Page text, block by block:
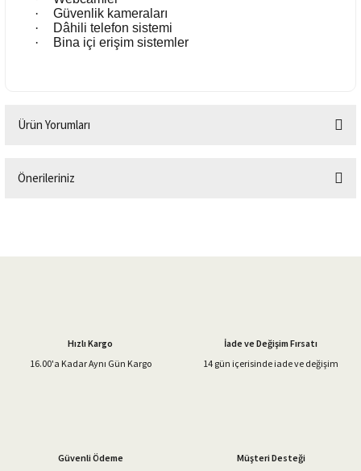
·
Güvenlik kameraları
·
Dâhili telefon sistemi
·
Bina içi erişim sistemler
Ürün Yorumları
Önerileriniz
Ürün bilgilerinde hatalar bulunuyor.
Hızlı Kargo
16.00'a Kadar Aynı Gün Kargo
İade ve Değişim Fırsatı
14 gün içerisinde iade ve değişim
Güvenli Ödeme
Müşteri Desteği